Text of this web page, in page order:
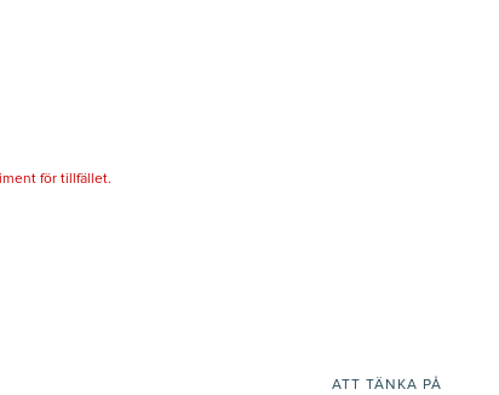
för tillfället.
ATT TÄNKA PÅ